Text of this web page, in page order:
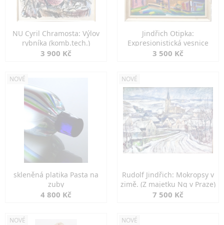
NU Cyril Chramosta: Výlov
rybníka (komb.tech.)
3 900 Kč
Jindřich Otipka:
Expresionistická vesnice
3 500 Kč
NOVÉ
skleněná platika Pasta na
zuby
4 800 Kč
NOVÉ
Rudolf Jindřich: Mokropsy v
zimě. (Z majetku Ng v Praze)
7 500 Kč
NOVÉ NOVÉ